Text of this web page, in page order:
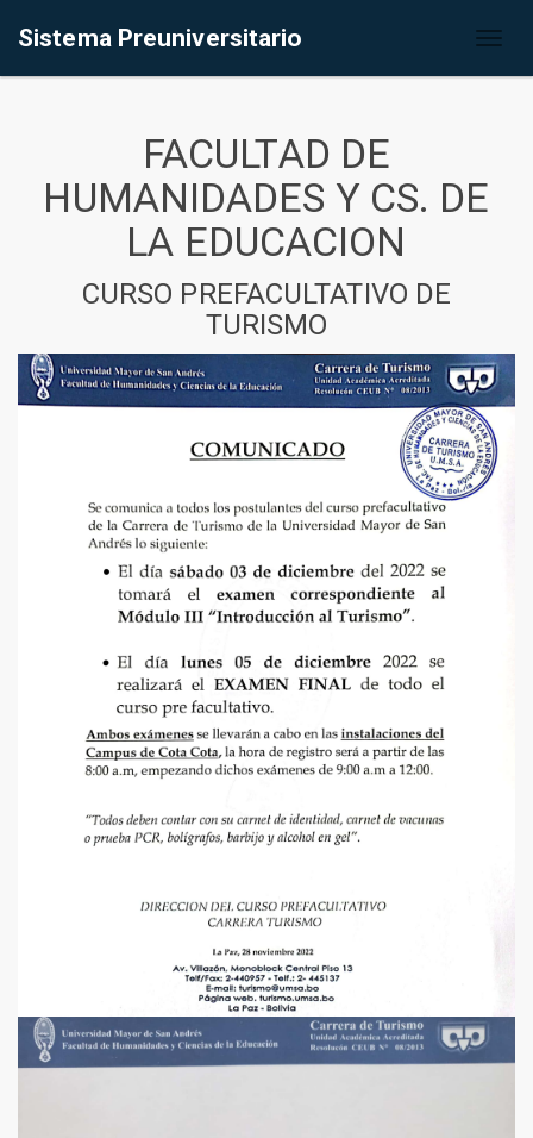
Sistema Preuniversitario
FACULTAD DE
HUMANIDADES Y CS. DE
LA EDUCACION
CURSO PREFACULTATIVO DE
TURISMO